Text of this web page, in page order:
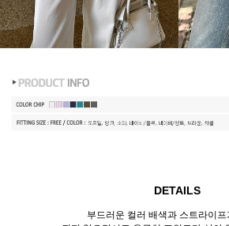
DETAILS
부드러운 컬러 배색과 스트라이프